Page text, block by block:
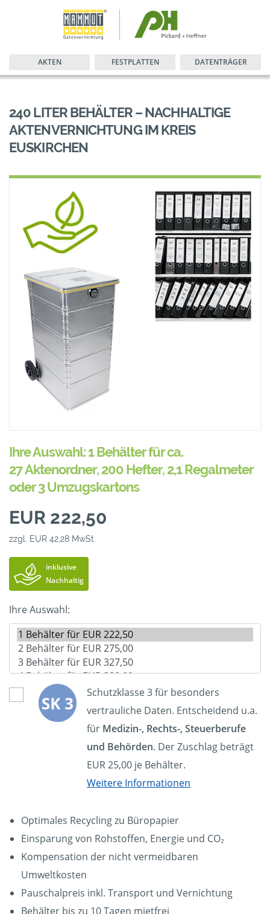
AKTEN FESTPLATTEN DATENTRÄGER
240 LITER BEHÄLTER – NACHHALTIGE
AKTENVERNICHTUNG IM KREIS
EUSKIRCHEN
Ihre Auswahl: 1 Behälter für ca.
27 Aktenordner, 200 Hefter, 2,1 Regalmeter
oder 3 Umzugskartons
EUR 222,50
zzgl. EUR 42,28 MwSt.
inklusive
Nachhaltig
Ihre Auswahl:
Schutzklasse 3 für besonders
vertrauliche Daten. Entscheidend u.a.
für Medizin-, Rechts-, Steuerberufe
und Behörden. Der Zuschlag beträgt
EUR 25,00 je Behälter.
Weitere Informationen
Optimales Recycling zu Büropapier
Einsparung von Rohstoffen, Energie und CO₂
Kompensation der nicht vermeidbaren
Umweltkosten
Pauschalpreis inkl. Transport und Vernichtung
Behälter bis zu 10 Tagen mietfrei